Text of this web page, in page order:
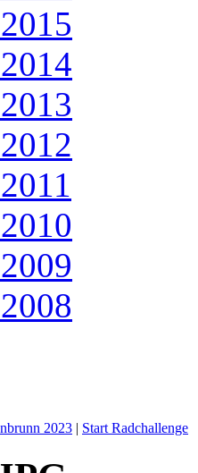
2023 | Start Radchallenge